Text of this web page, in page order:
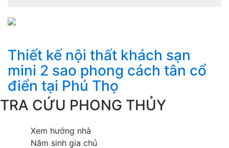
Thiết kế nội thất khách sạn
mini 2 sao phong cách tân cổ
điển tại Phú Thọ
TRA CỨU PHONG THỦY
Xem hướng nhà
Năm sinh gia chủ